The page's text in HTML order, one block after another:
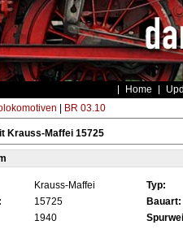
Home
BR 03.10
Krauss-Maffei 15725
Krauss-Maffei Typ:
15725 Bauart:
1940